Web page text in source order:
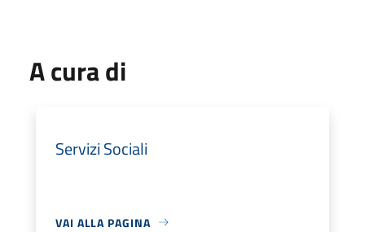
A cura di
Servizi Sociali
VAI ALLA PAGINA